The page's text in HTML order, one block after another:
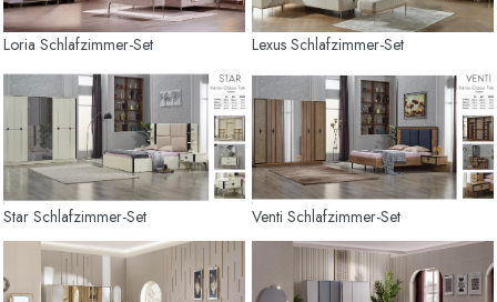
Loria Schlafzimmer-Set Lexus Schlafzimmer-Set
Star Schlafzimmer-Set Venti Schlafzimmer-Set